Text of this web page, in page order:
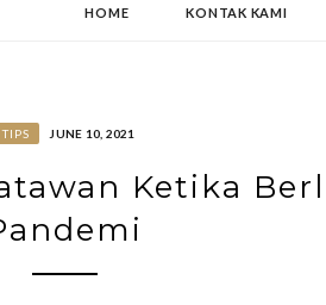
HOME KONTAK KAMI
TIPS JUNE 10, 2021
Ketika